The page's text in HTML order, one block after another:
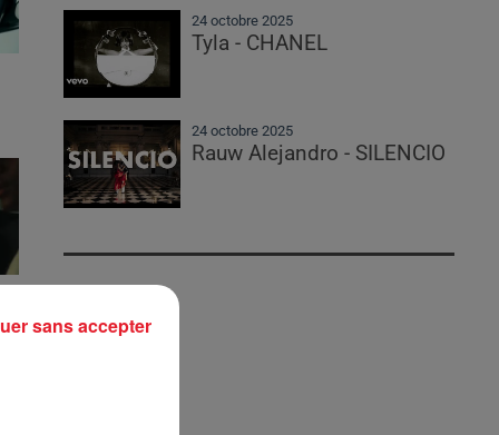
24 octobre 2025
Tyla - CHANEL
24 octobre 2025
Rauw Alejandro - SILENCIO
sans accepter